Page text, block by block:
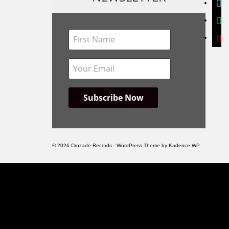
© 2026 Cruzade Records - WordPress Theme by Kadence WP